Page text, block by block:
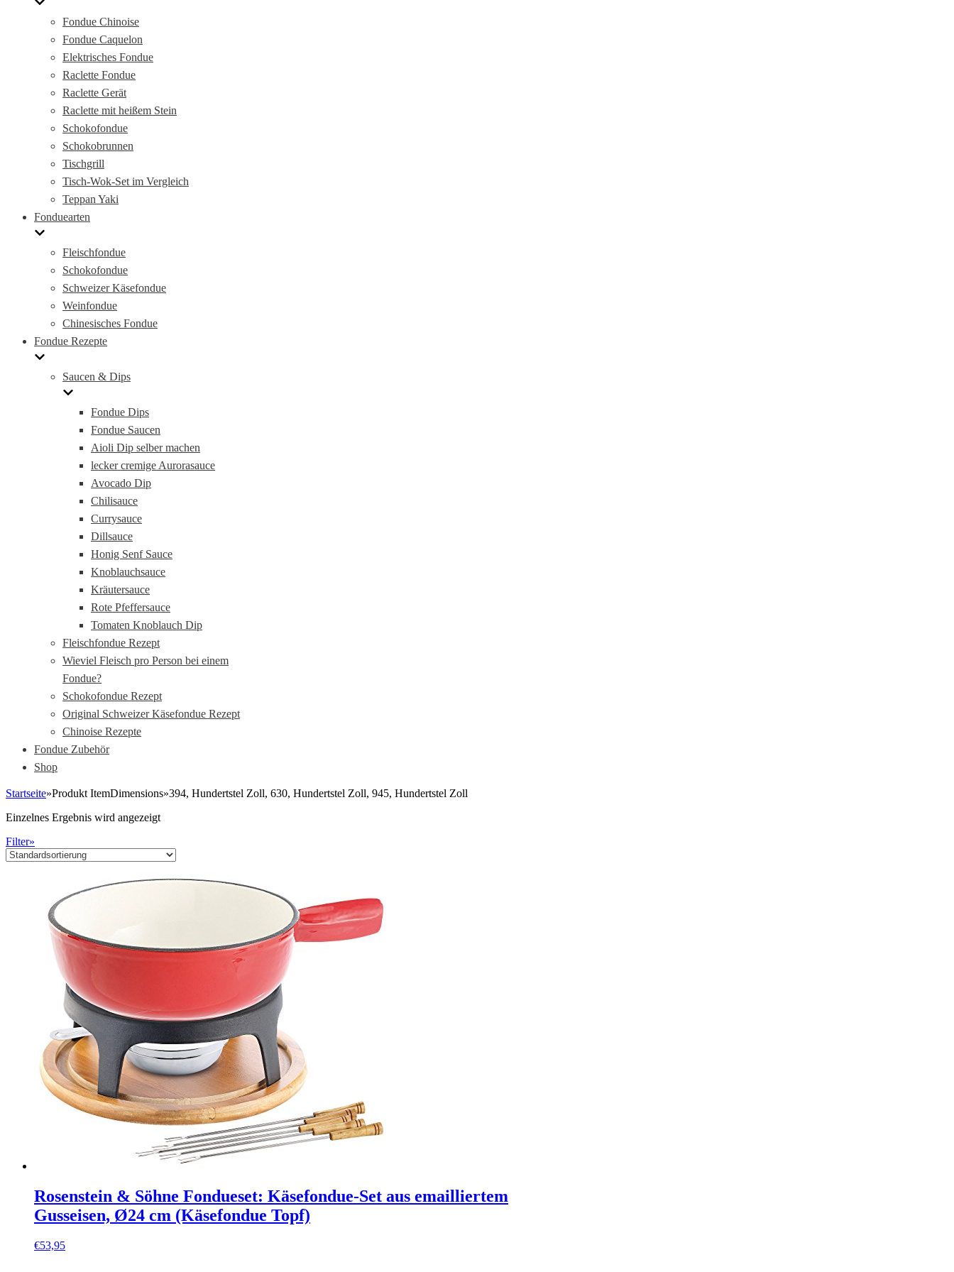
Fondue Chinoise
Fondue Caquelon
Elektrisches Fondue
Raclette Fondue
Raclette Gerät
Raclette mit heißem Stein
Schokofondue
Schokobrunnen
Tischgrill
Tisch-Wok-Set im Vergleich
Teppan Yaki
Fonduearten
Fleischfondue
Schokofondue
Schweizer Käsefondue
Weinfondue
Chinesisches Fondue
Fondue Rezepte
Saucen & Dips
Fondue Dips
Fondue Saucen
Aioli Dip selber machen
lecker cremige Aurorasauce
Avocado Dip
Chilisauce
Currysauce
Dillsauce
Honig Senf Sauce
Knoblauchsauce
Kräutersauce
Rote Pfeffersauce
Tomaten Knoblauch Dip
Fleischfondue Rezept
Wieviel Fleisch pro Person bei einem
Fondue?
Schokofondue Rezept
Original Schweizer Käsefondue Rezept
Chinoise Rezepte
Fondue Zubehör
Shop
Startseite»Produkt ItemDimensions»394, Hundertstel Zoll, 630, Hundertstel Zoll, 945, Hundertstel Zoll
Einzelnes Ergebnis wird angezeigt
Filter»
Rosenstein & Söhne Fondueset: Käsefondue-Set aus emailliertem
Gusseisen, Ø24 cm (Käsefondue Topf)
€53,95